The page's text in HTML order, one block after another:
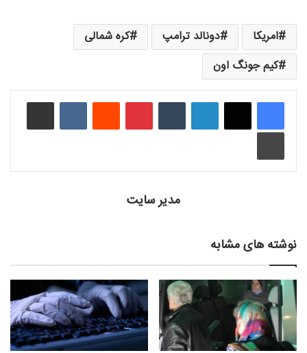
امریکا دونالد ترامپ
کره شمالی
کیم جونگ اون
لینکدین ‫پین‌ترست ‫رددیت
چاپ
مدیر سایت
نوشته های مشابه